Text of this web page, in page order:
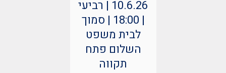
10.6.26 | רביעי
| 18:00 | סמוך
לבית משפט
השלום פתח
תקווה